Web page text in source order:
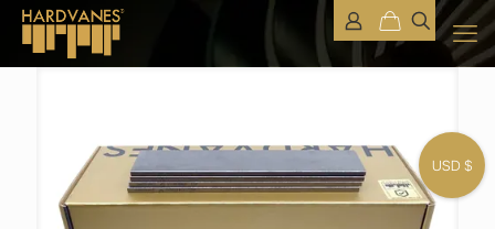
USD $